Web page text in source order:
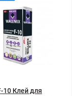
10 Клей для